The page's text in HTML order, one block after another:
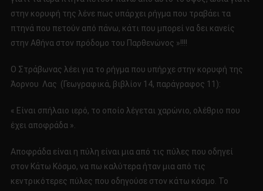
στην κορυφή της λένε πως υπάρχει ρήγμα που τραβάει τα
πτηνά που πετούν από πάνω, κάτι που μπορεί να δει κανείς
στην Αθήνα στον πρόδομο του Παρθενώνος »!!!!
Ο Στράβωνας λέει για το ρήγμα που υπήρχε στην κορυφή της
Άορνου Λας (Γεωγραφικά, βιβλίον 14, παράγραφος 11):
« Είναι σπήλαιο ιερό, το οποίο λέγεται χαρώνιο, ολέθριο που
έχει αποφράδα ».
Αποφράδα είναι η πύλη είναι μια από τις πύλες που οδηγεί
στον Κάτω Κόσμο, να πω καλύτερα ήταν μια από τις
κεντρικότερες πύλες που οδηγούσε στον κάτω κόσμο. Το